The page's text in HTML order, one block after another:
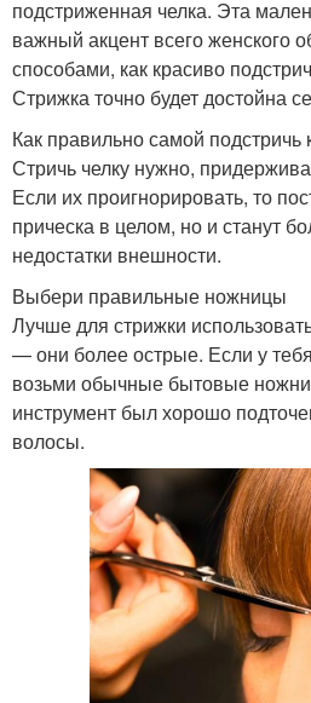
подстриженная челка. Эта
важный акцент всего женского
способами, как красиво
Стрижка точно будет достойна
Как правильно самой подстричь
Стричь челку нужно,
Если их проигнорировать, то
прическа в целом, но и станут
недостатки внешности.
Выбери правильные ножницы
Лучше для стрижки
— они более острые. Если у
возьми обычные бытовые
инструмент был хорошо
волосы.